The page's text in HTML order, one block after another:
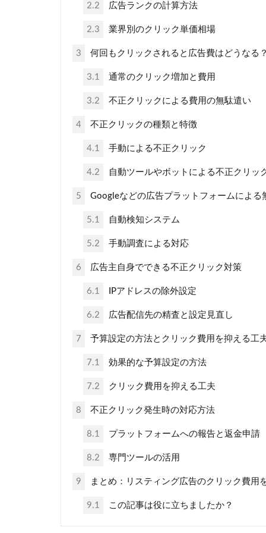
2.2 広告ランクの計算方法
2.3 業界別のクリック単価相場
3 何回もクリックされると広告費はどうなる？
3.1 通常のクリック増加と費用
3.2 不正クリックによる費用の無駄遣い
4 不正クリックの種類と特徴
4.1 手動による不正クリック
4.2 自動ツールやボットによる不正クリッ
5 Googleなどの広告プラットフォームによる
5.1 自動検知システム
5.2 手動調査による対応
6 広告主自身でできる不正クリック対策
6.1 IPアドレスの除外設定
6.2 広告配信先の精査と設定見直し
7 予算設定の方法とクリック費用を抑える工
7.1 効果的な予算設定の方法
7.2 クリック費用を抑える工夫
8 不正クリック発生時の対応方法
8.1 プラットフォームへの報告と返金申請
8.2 専門ツールの活用
9 まとめ：リスティング広告のクリック費用
9.1 この記事は役に立ちましたか？